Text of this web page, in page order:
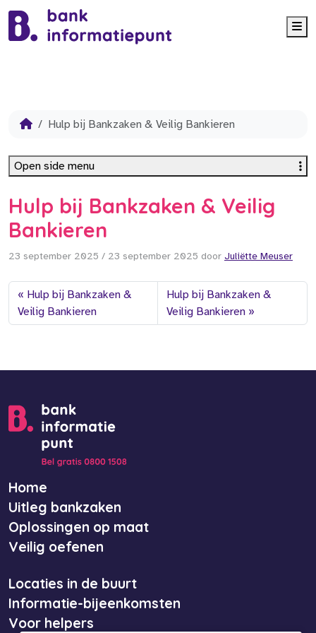
Hulp bij Bankzaken & Veilig Bankieren
Hulp bij Bankzaken & Veilig
Bankieren
23 september 2025 / 23 september 2025 door Juliëtte Meuser
Hulp bij Bankzaken &
Veilig Bankieren
Hulp bij Bankzaken &
Veilig Bankieren
Open side menu
Home
Uitleg bankzaken
Oplossingen op maat
Veilig oefenen
Locaties in de buurt
Informatie-bijeenkomsten
Voor helpers